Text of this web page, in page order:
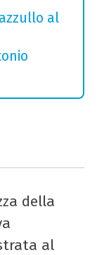
al
della
al